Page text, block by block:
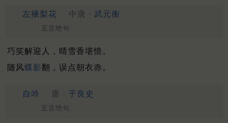
左掖梨花 中唐 · 武元衡
五言绝句
巧笑解迎人，晴雪香堪惜。
随风蝶影翻，误点朝衣赤。
自吟 唐 · 于良史
五言绝句